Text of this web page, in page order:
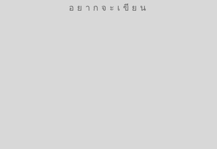
อยากจะเขียน